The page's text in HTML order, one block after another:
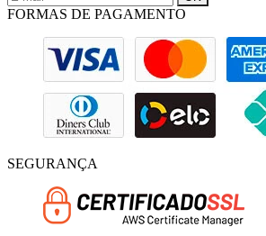
FORMAS DE PAGAMENTO
SEGURANÇA